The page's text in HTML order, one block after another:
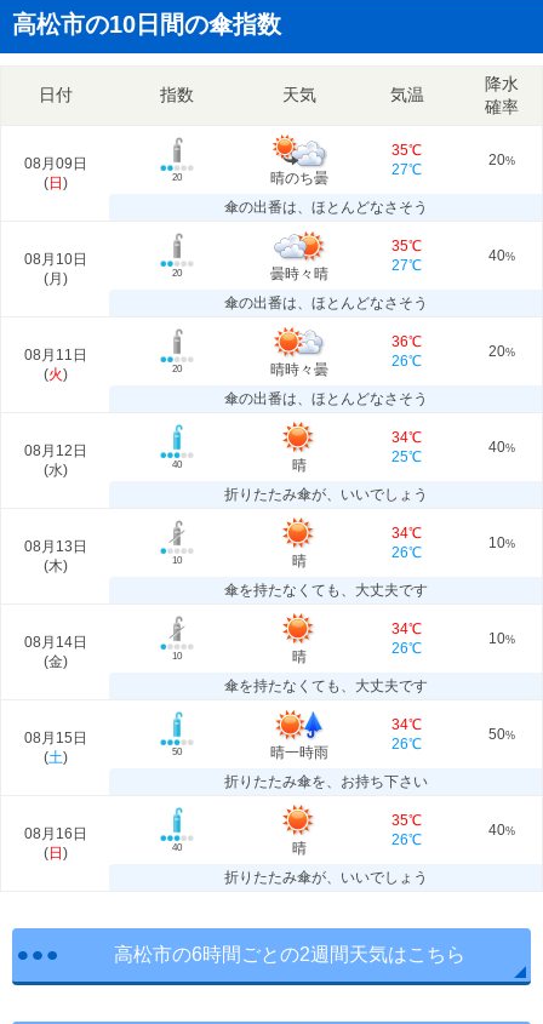
高松市の10日間の傘指数
日付 指数 天気 気温
降水
確率
08月09日
(日 ) 20 晴のち曇
35℃
27℃
20%
傘の出番は、ほとんどなさそう
08月10日
(月 ) 20 曇時々晴
35℃
27℃
40%
傘の出番は、ほとんどなさそう
08月11日
(火) 20 晴時々曇
36℃
26℃
20%
傘の出番は、ほとんどなさそう
08月12日
(水) 40 晴
34℃
25℃
40%
折りたたみ傘が、いいでしょう
08月13日
(木) 10 晴
34℃
26℃
10%
傘を持たなくても、大丈夫です
08月14日
(金) 10 晴
34℃
26℃
10%
傘を持たなくても、大丈夫です
08月15日
(土) 50 晴一時雨
34℃
26℃
50%
折りたたみ傘を、お持ち下さい
08月16日
(日 ) 40 晴
35℃
26℃
40%
折りたたみ傘が、いいでしょう
高松市の6時間ごとの2週間天気はこちら